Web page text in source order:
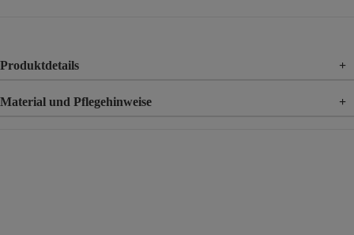
Produktdetails +
Material und Pflegehinweise +